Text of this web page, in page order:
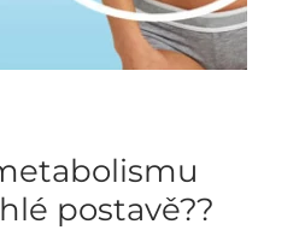
postavě??